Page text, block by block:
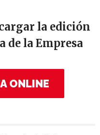
la edición
de la Empresa
ONLINE